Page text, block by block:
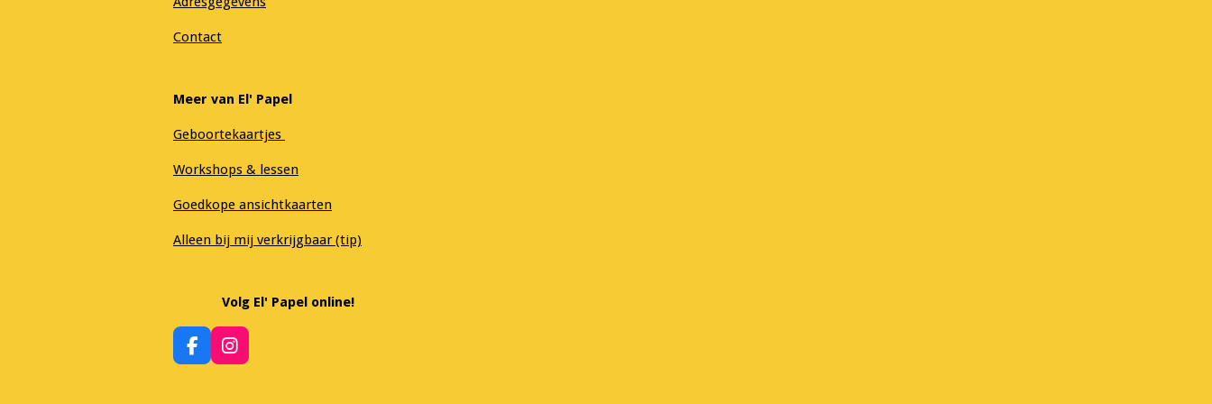
Contact
Meer van El' Papel
Geboortekaartjes
Workshops & lessen
Goedkope ansichtkaarten
Alleen bij mij verkrijgbaar (tip)
Volg El' Papel online!
F
a
I
n